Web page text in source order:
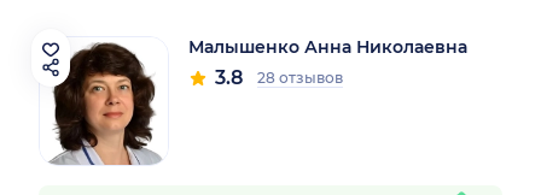
Малышенко Анна Николаевна
3.8 28 отзывов